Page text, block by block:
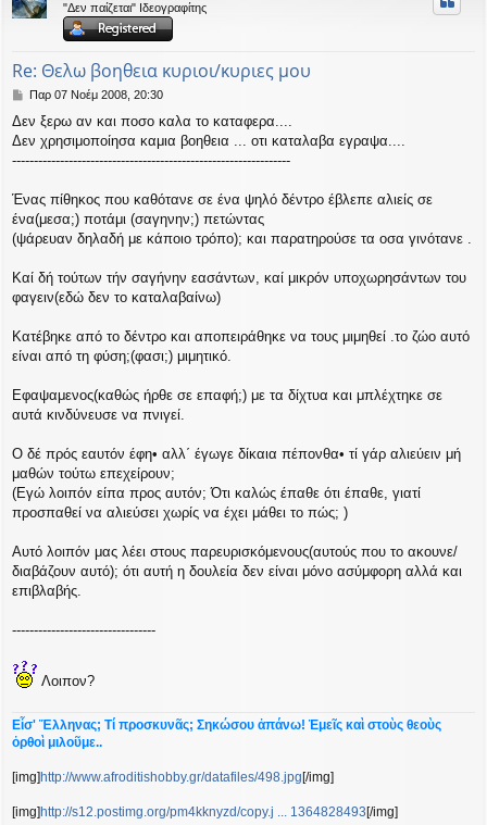
"Δεν παίζεται" Ιδεογραφίτης
Re: Θελω βοηθεια κυριοι/κυριες μου
Δ
μ
ο
σ
υ
σ
η
Παρ 07 Νοέμ 2008, 20:30
Δεν ξερω αν και ποσο καλα το καταφερα....
Δεν χρησιμοποίησα καμια βοηθεια ... οτι καταλαβα εγραψα....
----------------------------------------------------------------
Ένας πίθηκος που καθότανε σε ένα ψηλό δέντρο έβλεπε αλιείς σε
ένα(μεσα;) ποτάμι (σαγηνην;) πετώντας
(ψάρευαν δηλαδή με κάποιο τρόπο); και παρατηρούσε τα οσα γινότανε .
Καί δή τούτων τήν σαγήνην εασάντων, καί μικρόν υποχωρησάντων του
φαγειν(εδώ δεν το καταλαβαίνω)
Κατέβηκε από το δέντρο και αποπειράθηκε να τους μιμηθεί .το ζώο αυτό
είναι από τη φύση;(φασι;) μιμητικό.
Εφαψαμενος(καθώς ήρθε σε επαφή;) με τα δίχτυα και μπλέχτηκε σε
αυτά κινδύνευσε να πνιγεί.
Ο δέ πρός εαυτόν έφη• αλλ΄ έγωγε δίκαια πέπονθα• τί γάρ αλιεύειν μή
μαθών τούτω επεχείρουν;
(Εγώ λοιπόν είπα προς αυτόν; Ότι καλώς έπαθε ότι έπαθε, γιατί
προσπαθεί να αλιεύσει χωρίς να έχει μάθει το πώς; )
Αυτό λοιπόν μας λέει στους παρευρισκόμενους(αυτούς που το ακουνε/
διαβάζουν αυτό); ότι αυτή η δουλεία δεν είναι μόνο ασύμφορη αλλά και
επιβλαβής.
---------------------------------
Λοιπον?
Εἶσ' Ἕλληνας; Τί προσκυνᾶς; Σηκώσου ἀπάνω! Ἐμεῖς καὶ στοὺς θεοὺς
ὀρθοὶ μιλοῦμε..
[img]http://www.afroditishobby.gr/datafiles/498.jpg[/img]
[img]http://s12.postimg.org/pm4kknyzd/copy.j ... 1364828493[/img]